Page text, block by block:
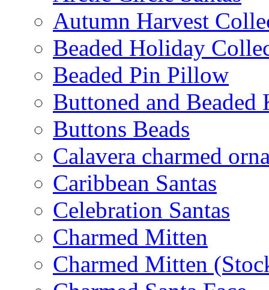
Autumn Harvest
Beaded Holiday
Beaded Pin Pillow
Buttoned and Beaded
Buttons Beads
Calavera charmed
Caribbean Santas
Celebration Santas
Charmed Mitten
Charmed Mitten